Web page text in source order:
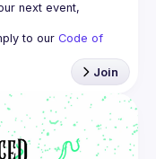
next event,
to our Code of
Join